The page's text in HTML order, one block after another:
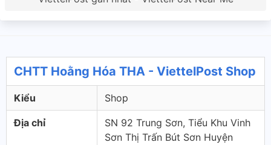
CHTT Hoằng Hóa THA - ViettelPost Shop
Kiểu Shop
Địa chỉ
SN 92 Trung Sơn, Tiểu Khu Vinh
Sơn Thị Trấn Bút Sơn Huyện